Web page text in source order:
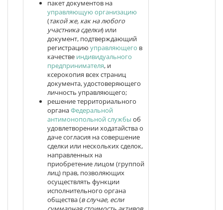
пакет документов на
управляющую организацию
(такой же, как на любого
участника сделки) или
документ, подтверждающий
регистрацию управляющего в
качестве индивидуального
предпринимателя, и
ксерокопия всех страниц
документа, удостоверяющего
личность управляющего;
решение территориального
органаФедеральной
антимонопольной службы об
удовлетворении ходатайства о
даче согласия на совершение
сделки или нескольких сделок,
направленных на
приобретение лицом (группой
лиц) прав, позволяющих
осуществлять функции
исполнительного органа
общества (в случае, если